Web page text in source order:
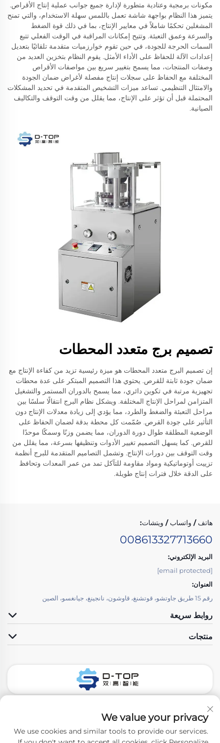
مكونات برمجية وعتادية متطورة لإدارة جميع جوانب عملية إنتاج الأقراص.
يتميز هذا النظام بواجهة شاشة تعمل باللمس سهلة الاستخدام، والتي تمنح
المشغلين تحكمًا شاملاً في معايير الإنتاج، بما في ذلك قوة الضغط
والسرعة وعمق التعبئة. وتتيح إمكانات المراقبة في الوقت الفعلي تتبع
السمات الحرجة للجودة، في حين تقوم خوارزميات متقدمة تلقائيًا بتعديل
إعدادات الآلة للحفاظ على الأداء الأمثل. يقوم النظام بتخزين العديد من
وصفات المنتجات، مما يسمح بتغيير سريع بين مواصفات الأقراص
المختلفة مع الحفاظ على سجلات إنتاج مفصلة لأغراض ضمان الجودة
والامتثال التنظيمي. تساعد ميزات التشخيص المتقدمة في تحديد المشكلات
المحتملة قبل أن تؤثر على الإنتاج، مما يقلل من وقت التوقف والتكاليف
الصيانية.
تصميم برج متعدد المحطات
إن تصميم البرج متعدد المحطات هو ميزة رئيسية تزيد من كفاءة الإنتاج مع
ضمان جودة ثابتة للقرص. يحتوي هذا التصميم المبتكر على عدة محطات
تجهيزية مرتبة في تكوين دائري، مما يسمح بالدوران المستمر والتشغيل
المتزامن لمراحل الإنتاج المختلفة. ويشكل نظام البرج انتقالًا سلسًا بين
مراحل التعبئة والضغط والطرد، مما يؤدي إلى زيادة معدلات الإنتاج دون
التأثير على جودة القرص. صُمّمت كل محطة بدقة لضمان الحفاظ على
الوضعية المطلقة طوال دورة الدوران، مما يضمن وزنًا وسمكًا موحدًا
للقرص. كما يسهل التصميم تغيير الأدوات وتنظيفها بسرعة، مما يقلل من
وقت التوقف بين دورات الإنتاج. وتشمل التصاميم المتقدمة للبرج أنظمة
تزييت أوتوماتيكية ومواد مقاومة للتآكل تمد من عمر المعدات وتحافظ
على الدقة خلال فترات إنتاج طويلة.
هاتف / واتساب / ويتشات:
008613327713660
البريد الإلكتروني:
[email protected]
العنوان:
رقم 15 طريق جاوتشو، قوتشنغ، قاوشون، نانجينغ، جيانغسو، الصين
روابط سريعة
منتجات
We value your privacy
We use cookies and similar tools to provide our services.